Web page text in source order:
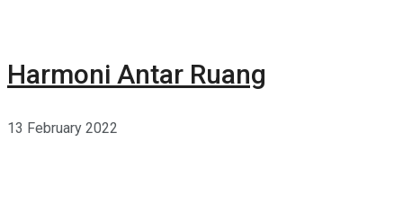
Harmoni Antar Ruang
13 February 2022